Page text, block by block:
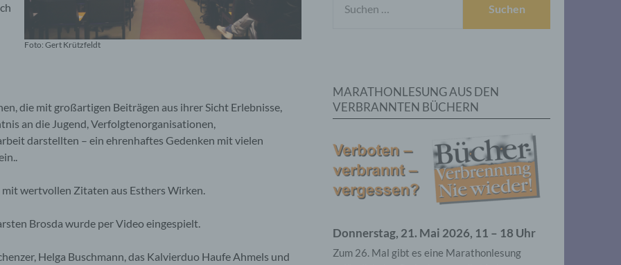
Foto: Gert Krützfeldt
die mit großartigen Beiträgen aus ihrer Sicht Erlebnisse,
an die Jugend, Verfolgtenorganisationen,
darstellten – ein ehrenhaftes Gedenken mit vielen
wertvollen Zitaten aus Esthers Wirken.
Brosda wurde per Video eingespielt.
Helga Buschmann, das Kalvierduo Haufe Ahmels und
NACH:
MARATHONLESUNG AUS DEN
VERBRANNTEN BÜCHERN
Donnerstag, 21. Mai 2026, 11 – 18 Uhr
Zum 26. Mal gibt es eine Marathonlesung